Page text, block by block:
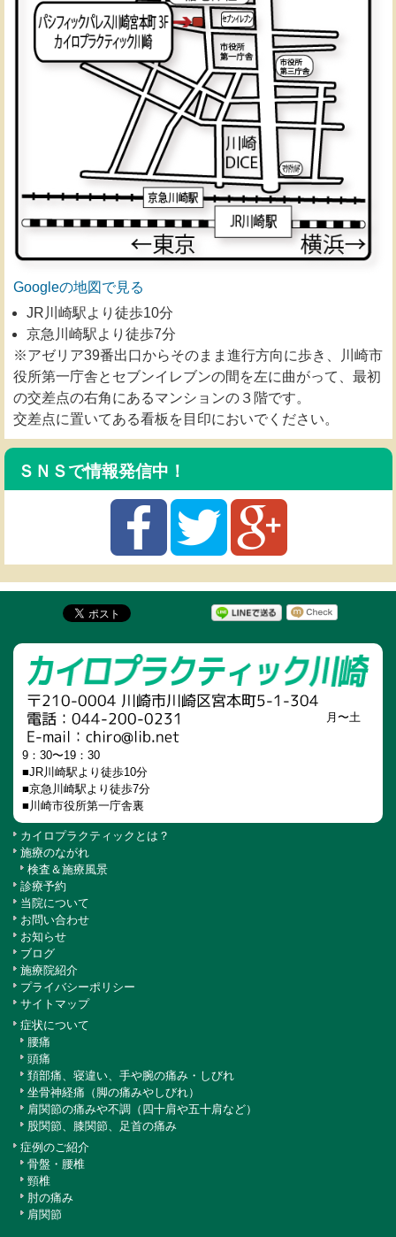
Googleの地図で見る
JR川崎駅より徒歩10分
京急川崎駅より徒歩7分
※アゼリア39番出口からそのまま進行方向に歩き、川崎市
役所第一庁舎とセブンイレブンの間を左に曲がって、最初
の交差点の右角にあるマンションの３階です。
交差点に置いてある看板を目印においでください。
ＳＮＳで情報発信中！
月〜土
9：30〜19：30
■JR川崎駅より徒歩10分
■京急川崎駅より徒歩7分
■川崎市役所第一庁舎裏
カイロプラクティックとは？
施療のながれ
検査＆施療風景
診療予約
当院について
お問い合わせ
お知らせ
ブログ
施療院紹介
プライバシーポリシー
サイトマップ
症状について
腰痛
頭痛
頚部痛、寝違い、手や腕の痛み・しびれ
坐骨神経痛（脚の痛みやしびれ）
肩関節の痛みや不調（四十肩や五十肩など）
股関節、膝関節、足首の痛み
症例のご紹介
骨盤・腰椎
頸椎
肘の痛み
肩関節